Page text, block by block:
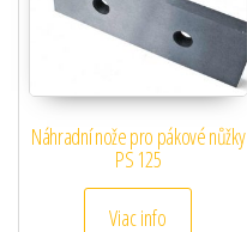
Náhradní nože pro pákové nůžky
PS 125
Viac info